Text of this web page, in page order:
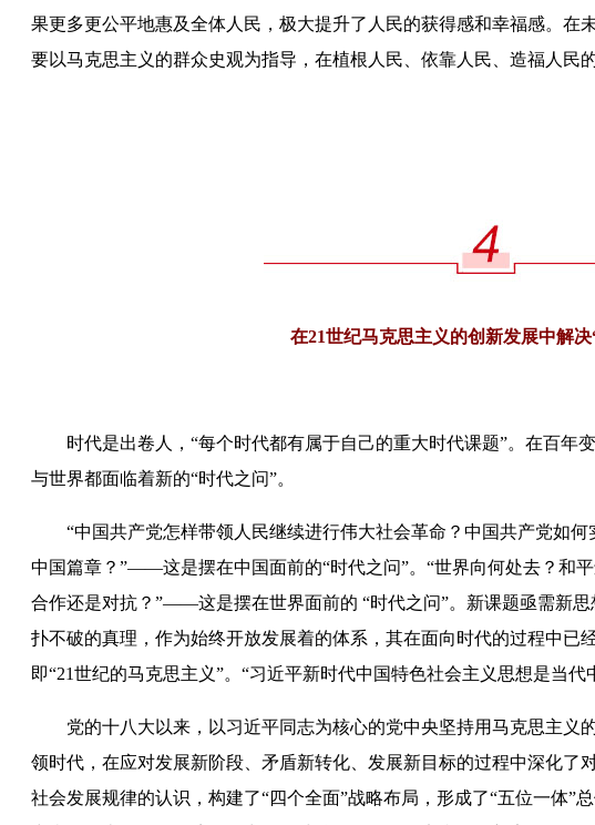
果更多更公平地惠及全体人民，极大提升了人民的获得感和幸福感。在
要以马克思主义的群众史观为指导，在植根人民、依靠人民、造福人民
在21世纪马克思主义的创新发展中解
时代是出卷人，“每个时代都有属于自己的重大时代课题”。在百年
与世界都面临着新的“时代之问”。
“中国共产党怎样带领人民继续进行伟大社会革命？中国共产党如何
中国篇章？”——这是摆在中国面前的“时代之问”。“世界向何处去？和
合作还是对抗？”——这是摆在世界面前的 “时代之问”。新课题亟需新
扑不破的真理，作为始终开放发展着的体系，其在面向时代的过程中已
即“21世纪的马克思主义”。“习近平新时代中国特色社会主义思想是当代
党的十八大以来，以习近平同志为核心的党中央坚持用马克思主义的
领时代，在应对发展新阶段、矛盾新转化、发展新目标的过程中深化了
社会发展规律的认识，构建了“四个全面”战略布局，形成了“五位一体”